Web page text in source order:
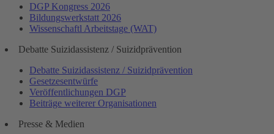
DGP Kongress 2026
Bildungswerkstatt 2026
Wissenschaftl Arbeitstage (WAT)
Debatte Suizidassistenz / Suizidprävention
Debatte Suizidassistenz / Suizidprävention
Gesetzesentwürfe
Veröffentlichungen DGP
Beiträge weiterer Organisationen
Presse & Medien